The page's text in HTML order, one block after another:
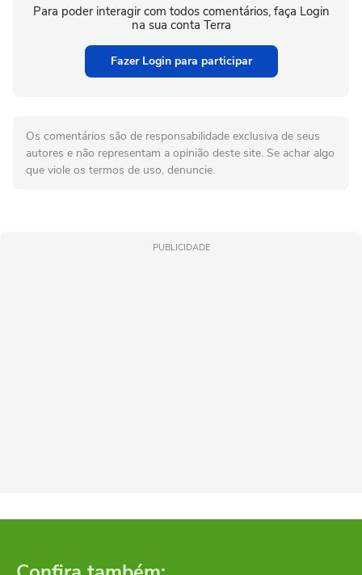
Para poder interagir com todos comentários, faça Login
na sua conta Terra
Fazer Login para participar
Os comentários são de responsabilidade exclusiva de seus
autores e não representam a opinião deste site. Se achar algo
que viole os termos de uso, denuncie.
PUBLICIDADE